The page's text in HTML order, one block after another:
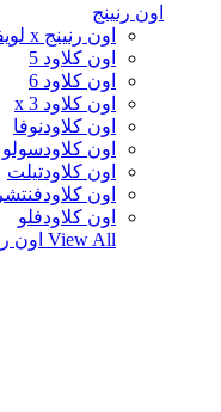
اون رنينج
اون رنينج x لويفي
اون كلاود 5
اون كلاود 6
اون كلاود x 3
اون كلاودنوفا
اون كلاودسولو
اون كلاودتيلت
اون كلاودفنتشر
اون كلاودفلو
View All اون